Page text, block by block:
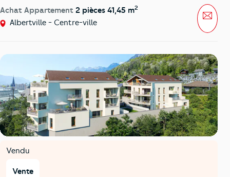
Achat Appartement 2 pièces 41,45 m2
Albertville - Centre-ville
Vendu
Vente